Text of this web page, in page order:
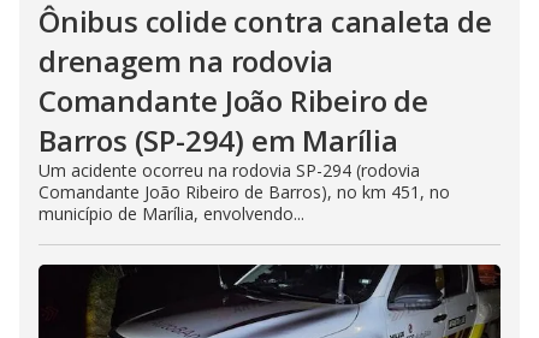
Ônibus colide contra canaleta de
drenagem na rodovia
Comandante João Ribeiro de
Barros (SP-294) em Marília
Um acidente ocorreu na rodovia SP-294 (rodovia
Comandante João Ribeiro de Barros), no km 451, no
município de Marília, envolvendo...